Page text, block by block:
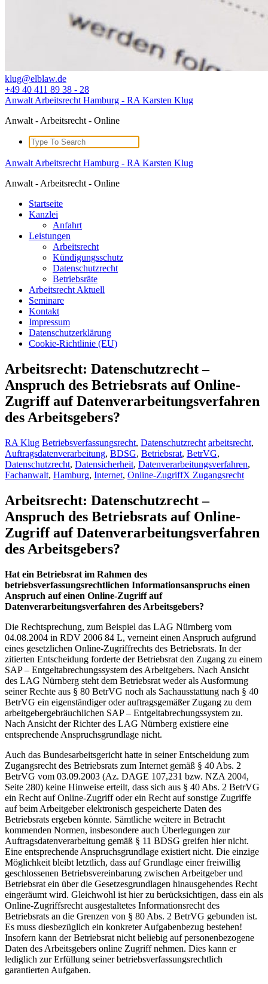
klug@elblaw.de
+49 40 411 89 38 - 28
Anwalt Arbeitsrecht Hamburg - RA Karsten Klug
Anwalt - Arbeitsrecht - Online
Search
for:
Anwalt Arbeitsrecht Hamburg - RA Karsten Klug
Anwalt - Arbeitsrecht - Online
Startseite
Kanzlei
Anfahrt
Leistungen
Arbeitsrecht
Kündigungsschutz
Datenschutzrecht
Betriebsräte
Arbeitsrecht Aktuell
Seminare
Kontakt
Impressum
Datenschutzerklärung
Cookie-Richtlinie (EU)
Arbeitsrecht: Datenschutzrecht –
Anspruch des Betriebsrats auf Online-
Zugriff auf Datenverarbeitungsverfahren
des Arbeitsgebers?
RA Klug Betriebsverfassungsrecht, Datenschutzrecht arbeitsrecht,
Auftragsdatenverarbeitung, BDSG, Betriebsrat, BetrVG,
Datenschutzrecht, Datensicherheit, Datenverarbeitungsverfahren,
Fachanwalt, Hamburg, Internet, Online-ZugriffX Zugangsrecht
Arbeitsrecht: Datenschutzrecht –
Anspruch des Betriebsrats auf Online-
Zugriff auf Datenverarbeitungsverfahren
des Arbeitsgebers?
Hat ein Betriebsrat im Rahmen des
betriebsverfassungsrechtlichen Informationsanspruchs einen
Anspruch auf einen Online-Zugriff auf
Datenverarbeitungsverfahren des Arbeitsgebers?
Die Rechtsprechung, zum Beispiel das LAG Nürnberg vom
04.08.2004 in RDV 2006 84 L, verneint einen Anspruch aufgrund
eines gesetzlichen Online-Zugriffrechts des Betriebsrats. In der
zitierten Entscheidung forderte der Betriebsrat den Zugang zu einem
SAP – Entgeltabrechungssystem des Arbeitgebers. Nach Ansicht
des LAG Nürnberg steht dem Betriebsrat weder als Ausformung
seiner Rechte aus § 80 BetrVG noch als Sachausstattung nach § 40
BetrVG ein eigenständiger oder auftragsgemäßer Zugang zu dem
arbeitgebergebräuchlichen SAP – Entgeltabrechungssystem zu.
Nach Ansicht der Richter des LAG Nürnberg existiere eine
entsprechende Anspruchsgrundlage nicht.
Auch das Bundesarbeitsgericht hatte in seiner Entscheidung zum
Zugangsrecht des Betriebsrats zum Internet gemäß § 40 Abs. 2
BetrVG vom 03.09.2003 (Az. DAGE 107,231 bzw. NZA 2004,
Seite 280) keine Hinweise erteilt, dass sich aus § 40 Abs. 2 BetrVG
ein Recht auf Online-Zugriff oder ein Recht auf sonstige Zugriffe
auf beim Arbeitgeber elektronisch gespeicherte Daten des
Betriebsrats ergeben könnte. Sämtliche weitere in Betracht
kommenden Normen, insbesondere auch Überlegungen zur
Auftragsdatenverarbeitung gemäß § 11 BDSG greifen hier nicht.
Eine entsprechende Anspruchsgrundlage existiert nicht. Die einzige
Möglichkeit bleibt letztlich, dass auf Grundlage einer freiwillig
geschlossenen Betriebsvereinbarung zwischen Arbeitgeber und
Betriebsrat ein über die Gesetzesgrundlagen hinausgehendes Recht
eingeräumt wird. Gleichwohl ist hier zu berücksichtigen, dass ein als
Online-Zugriffsrecht ausgestaltetes Informationsrecht des
Betriebsrats an die Grenzen von § 80 Abs. 2 BetrVG gebunden ist.
Es muss diesbezüglich ein konkreter Aufgabenbezug bestehen!
Insofern kann der Betriebsrat nicht beliebig auf personenbezogene
Daten des Arbeitsgebers online Zugriff nehmen. Dies kann er
lediglich zur Erfüllung seiner betriebsverfassungsrechtlich
garantierten Aufgaben.